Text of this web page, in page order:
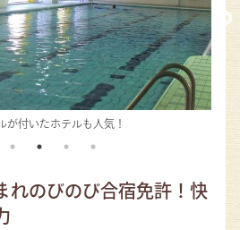
が付いたホテルも人気！
れのびのび合宿免許！快